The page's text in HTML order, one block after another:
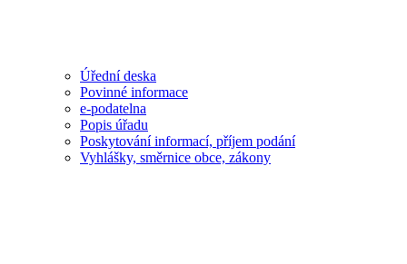
Úřední deska
Povinné informace
e-podatelna
Popis úřadu
Poskytování informací, příjem podání
Vyhlášky, směrnice obce, zákony